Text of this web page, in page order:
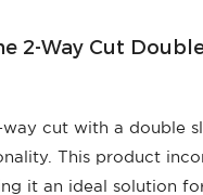
2-Way Cut
cut with a double
This product
it an ideal solution